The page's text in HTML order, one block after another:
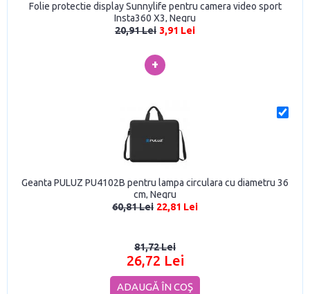
Folie protectie display Sunnylife pentru camera video sport
Insta360 X3, Negru
20,91 Lei 3,91 Lei
+
Geanta PULUZ PU4102B pentru lampa circulara cu diametru 36
cm, Negru
60,81 Lei 22,81 Lei
81,72 Lei
26,72 Lei
ADAUGĂ ÎN COŞ